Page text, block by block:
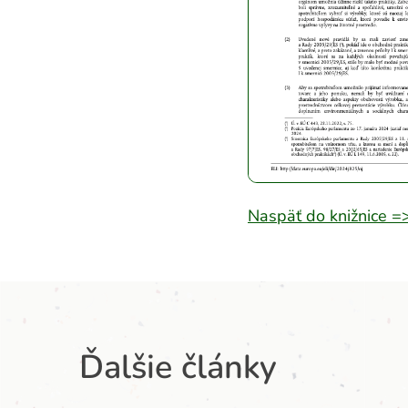
Naspäť do knižnice
Ďalšie články